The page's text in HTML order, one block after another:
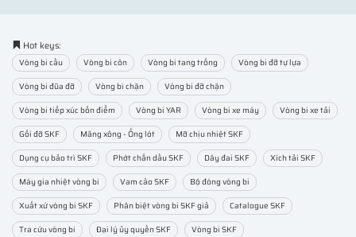
Hot keys:
Vòng bi cầu Vòng bi côn Vòng bi tang trống
Vòng bi đỡ tự lựa
Vòng bi đũa đỡ
Vòng bi chặn
Vòng bi đỡ chặn
Vòng bi tiếp xúc bốn điểm
Vòng bi YAR Vòng bi xe máy
Vòng bi xe tải
Gối đỡ SKF
Măng xông - Ống lót
Mỡ chịu nhiệt SKF
Dụng cụ bảo trì SKF
Phớt chắn dầu SKF Dây đai SKF
Xích tải SKF
Máy gia nhiệt vòng bi
Vam cảo SKF
Bộ đóng vòng bi
Xuất xứ vòng bi SKF
Phân biệt vòng bi SKF giả
Catalogue SKF
Tra cứu vòng bi
Đại lý ủy quyền SKF
Vòng bi SKF